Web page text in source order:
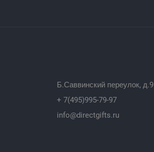
Б.Саввинский переулок, д.9
+ 7(495)995-79-97
info@directgifts.ru